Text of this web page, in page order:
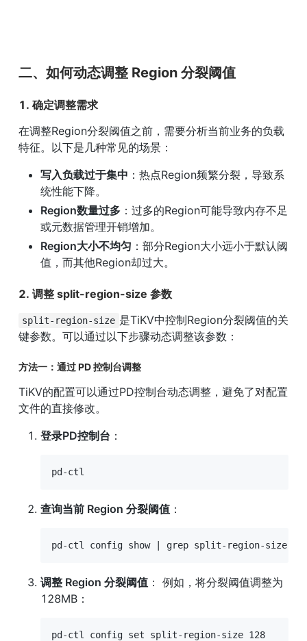
二、如何动态调整 Region 分裂阈值
1. 确定调整需求
在调整Region分裂阈值之前，需要分析当前业务的负载
特征。以下是几种常见的场景：
写入负载过于集中 ：热点Region频繁分裂，导致系
统性能下降。
Region数量过多 ：过多的Region可能导致内存不足
或元数据管理开销增加。
Region大小不均匀 ：部分Region大小远小于默认阈
值，而其他Region却过大。
2. 调整 split-region-size 参数
split-region-size 是TiKV中控制Region分裂阈值的关
键参数。可以通过以下步骤动态调整该参数：
方法一：通过 PD 控制台调整
TiKV的配置可以通过PD控制台动态调整，避免了对配置
文件的直接修改。
登录PD控制台 ：
pd-ctl
查询当前 Region 分裂阈值 ：
pd-ctl config show | grep split-region-size
调整 Region 分裂阈值 ： 例如，将分裂阈值调整为
128MB：
pd-ctl config set split-region-size 128